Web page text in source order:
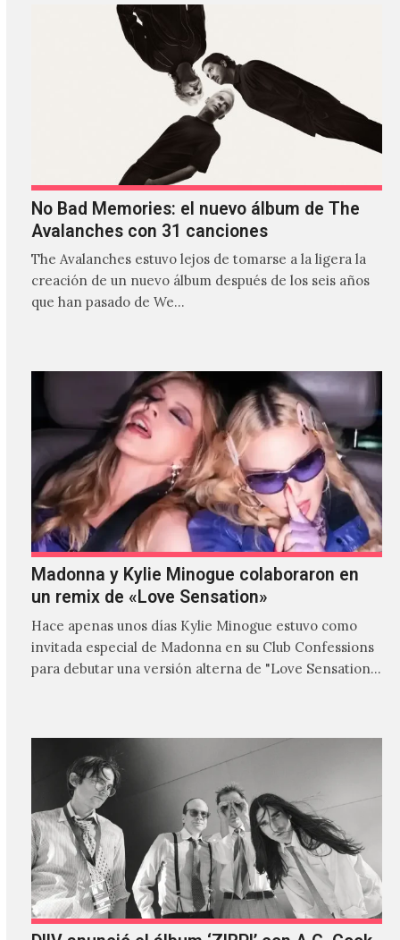
No Bad Memories: el nuevo álbum de The
Avalanches con 31 canciones
The Avalanches estuvo lejos de tomarse a la ligera la
creación de un nuevo álbum después de los seis años
que han pasado de We…
Madonna y Kylie Minogue colaboraron en
un remix de «Love Sensation»
Hace apenas unos días Kylie Minogue estuvo como
invitada especial de Madonna en su Club Confessions
para debutar una versión alterna de "Love Sensation",